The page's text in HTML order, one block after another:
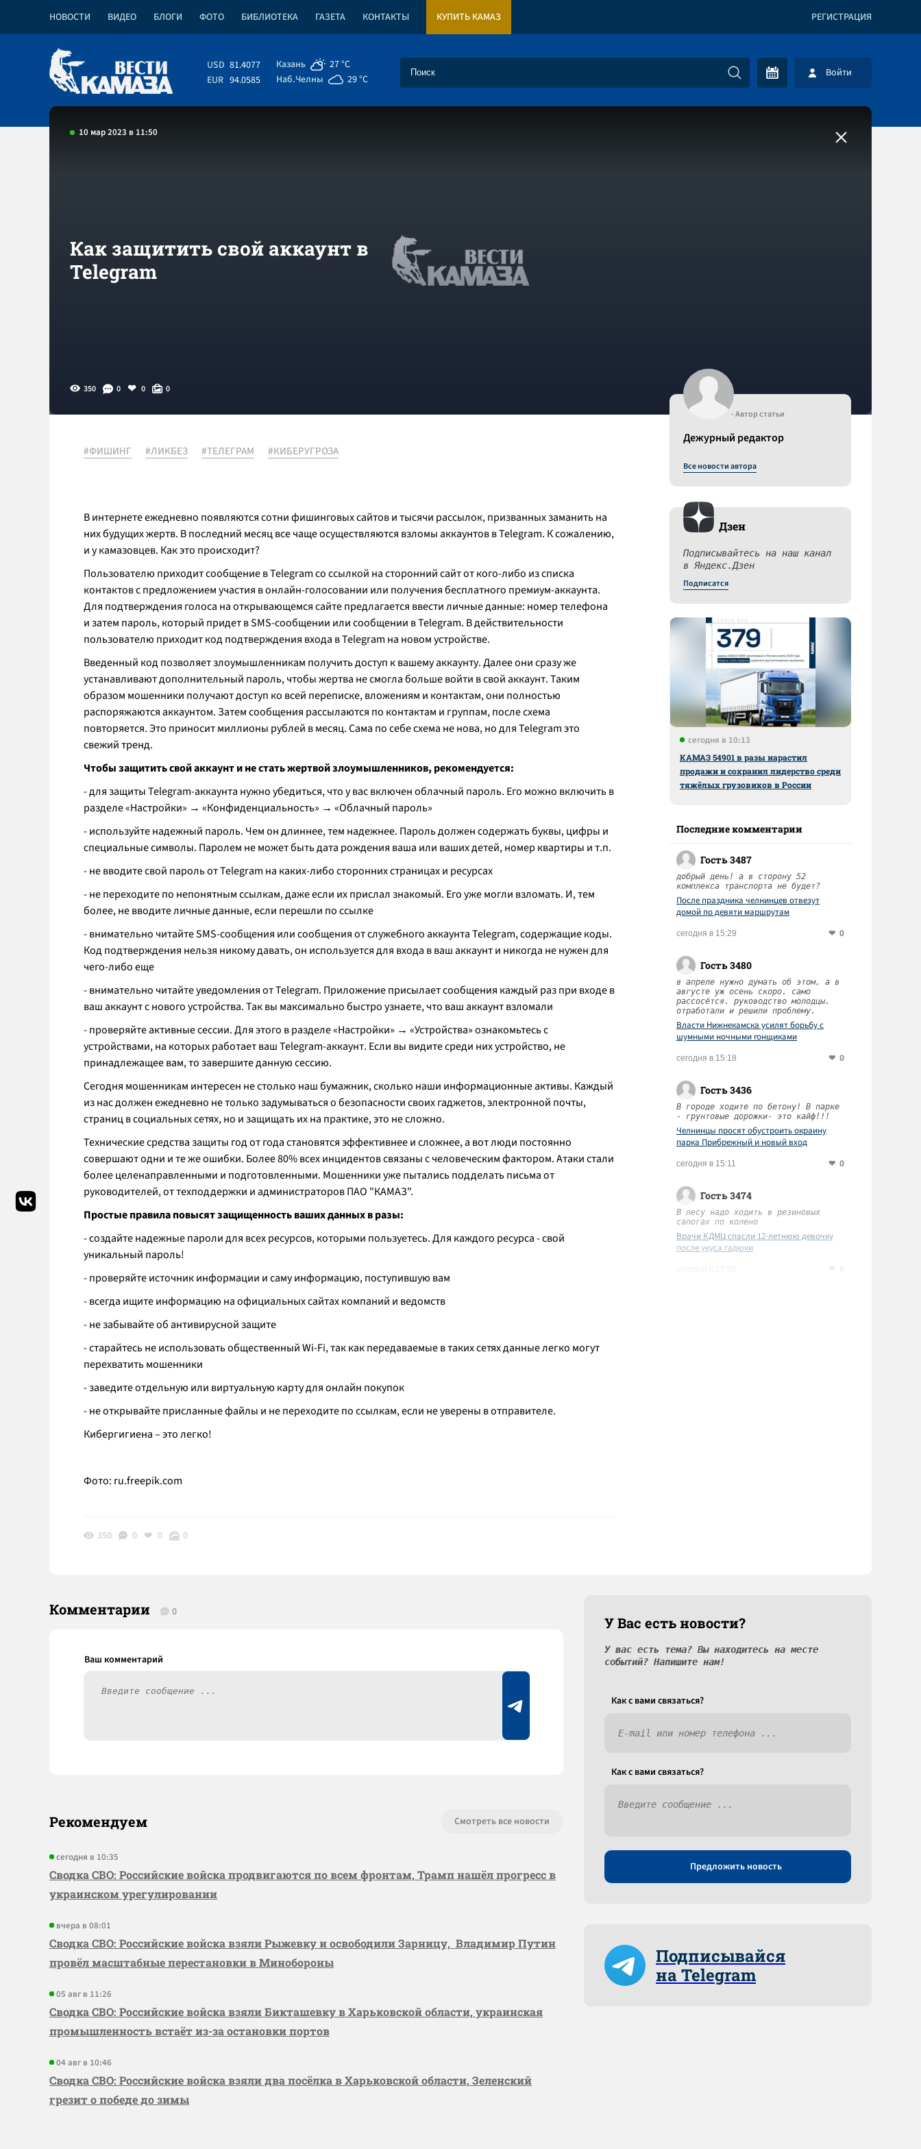
НОВОСТИ ВИДЕО БЛОГИ ФОТО БИБЛИОТЕКА ГАЗЕТА КОНТАКТЫ КУПИТЬ КАМАЗ РЕГИСТРАЦИЯ
USD 81.4077
EUR 94.0585
Казань
27 °C
Наб.Челны
29 °C Войти
10 мар 2023 в 11:50
Как защитить свой аккаунт в
Telegram
350 0 0 0
#ФИШИНГ #ЛИКБЕЗ #ТЕЛЕГРАМ #КИБЕРУГРОЗА
В интернете ежедневно появляются сотни фишинговых сайтов и тысячи рассылок, призванных заманить на
них будущих жертв. В последний месяц все чаще осуществляются взломы аккаунтов в Telegram. К сожалению,
и у камазовцев. Как это происходит?
Пользователю приходит сообщение в Telegram со ссылкой на сторонний сайт от кого-либо из списка
контактов с предложением участия в онлайн-голосовании или получения бесплатного премиум-аккаунта.
Для подтверждения голоса на открывающемся сайте предлагается ввести личные данные: номер телефона
и затем пароль, который придет в SMS-сообщении или сообщении в Telegram. В действительности
пользователю приходит код подтверждения входа в Telegram на новом устройстве.
Введенный код позволяет злоумышленникам получить доступ к вашему аккаунту. Далее они сразу же
устанавливают дополнительный пароль, чтобы жертва не смогла больше войти в свой аккаунт. Таким
образом мошенники получают доступ ко всей переписке, вложениям и контактам, они полностью
распоряжаются аккаунтом. Затем сообщения рассылаются по контактам и группам, после схема
повторяется. Это приносит миллионы рублей в месяц. Сама по себе схема не нова, но для Telegram это
свежий тренд.
Чтобы защитить свой аккаунт и не стать жертвой злоумышленников, рекомендуется:
- для защиты Telegram-аккаунта нужно убедиться, что у вас включен облачный пароль. Его можно включить в
разделе «Настройки» → «Конфиденциальность» → «Облачный пароль»
- используйте надежный пароль. Чем он длиннее, тем надежнее. Пароль должен содержать буквы, цифры и
специальные символы. Паролем не может быть дата рождения ваша или ваших детей, номер квартиры и т.п.
- не вводите свой пароль от Telegram на каких-либо сторонних страницах и ресурсах
- не переходите по непонятным ссылкам, даже если их прислал знакомый. Его уже могли взломать. И, тем
более, не вводите личные данные, если перешли по ссылке
- внимательно читайте SMS-сообщения или сообщения от служебного аккаунта Telegram, содержащие коды.
Код подтверждения нельзя никому давать, он используется для входа в ваш аккаунт и никогда не нужен для
чего-либо еще
- внимательно читайте уведомления от Telegram. Приложение присылает сообщения каждый раз при входе в
ваш аккаунт с нового устройства. Так вы максимально быстро узнаете, что ваш аккаунт взломали
- проверяйте активные сессии. Для этого в разделе «Настройки» → «Устройства» ознакомьтесь с
устройствами, на которых работает ваш Telegram-аккаунт. Если вы видите среди них устройство, не
принадлежащее вам, то завершите данную сессию.
Сегодня мошенникам интересен не столько наш бумажник, сколько наши информационные активы. Каждый
из нас должен ежедневно не только задумываться о безопасности своих гаджетов, электронной почты,
страниц в социальных сетях, но и защищать их на практике, это не сложно.
Технические средства защиты год от года становятся эффективнее и сложнее, а вот люди постоянно
совершают одни и те же ошибки. Более 80% всех инцидентов связаны с человеческим фактором. Атаки стали
более целенаправленными и подготовленными. Мошенники уже пытались подделать письма от
руководителей, от техподдержки и администраторов ПАО "КАМАЗ".
Простые правила повысят защищенность ваших данных в разы:
- создайте надежные пароли для всех ресурсов, которыми пользуетесь. Для каждого ресурса - свой
уникальный пароль!
- проверяйте источник информации и саму информацию, поступившую вам
- всегда ищите информацию на официальных сайтах компаний и ведомств
- не забывайте об антивирусной защите
- старайтесь не использовать общественный Wi-Fi, так как передаваемые в таких сетях данные легко могут
перехватить мошенники
- заведите отдельную или виртуальную карту для онлайн покупок
- не открывайте присланные файлы и не переходите по ссылкам, если не уверены в отправителе.
Кибергигиена – это легко!
Фото: ru.freepik.com
350 0 0 0
- Автор статьи
Дежурный редактор
Все новости автора
Дзен
Подписывайтесь на наш канал
в Яндекс.Дзен
Подписатся
сегодня в 10:13
КАМАЗ 54901 в разы нарастил
продажи и сохранил лидерство среди
тяжёлых грузовиков в России
Последние комментарии
Гость 3487
добрый день! а в сторону 52
комплекса транспорта не будет?
После праздника челнинцев отвезут
домой по девяти маршрутам
сегодня в 15:29 0
Гость 3480
в апреле нужно думать об этом, а в
августе уж осень скоро. само
рассосётся. руководство молодцы.
отработали и решили проблему.
Власти Нижнекамска усилят борьбу с
шумными ночными гонщиками
сегодня в 15:18 0
Гость 3436
В городе ходите по бетону! В парке
- грунтовые дорожки- это кайф!!!
Челнинцы просят обустроить окраину
парка Прибрежный и новый вход
сегодня в 15:11 0
Гость 3474
В лесу надо ходить в резиновых
сапогах по колено
Врачи КДМЦ спасли 12-летнюю девочку
после укуса гадюки
Комментарии 0
Рекомендуем Смотреть все новости
сегодня в 10:35
Сводка СВО: Российские войска продвигаются по всем фронтам, Трамп нашёл прогресс в
украинском урегулировании
вчера в 08:01
Сводка СВО: Российские войска взяли Рыжевку и освободили Зарницу, Владимир Путин
провёл масштабные перестановки в Минобороны
05 авг в 11:26
Сводка СВО: Российские войска взяли Бикташевку в Харьковской области, украинская
промышленность встаёт из-за остановки портов
04 авг в 10:46
Сводка СВО: Российские войска взяли два посёлка в Харьковской области, Зеленский
грезит о победе до зимы
У Вас есть новости?
У вас есть тема? Вы находитесь на месте
событий? Напишите нам!
Как c вами связаться?
Как c вами связаться?
Предложить новость
Подписывайся
на Telegram